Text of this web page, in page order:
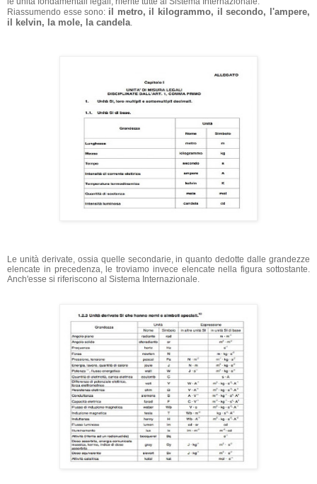
Riassumendo esse sono: il metro, il kilogrammo, il secondo, l'ampere,
il kelvin, la mole, la candela.
Le unità derivate, ossia quelle secondarie, in quanto dedotte dalle grandezze
elencate in precedenza, le troviamo invece elencate nella figura sottostante.
Anch'esse si riferiscono al Sistema Internazionale.